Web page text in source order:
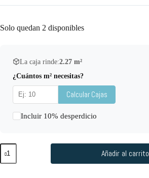
Solo quedan 2 disponibles
La caja rinde:2.27 m²
¿Cuántos m² necesitas?
Calcular Cajas
Incluir 10% desperdicio
Añadir al carrito